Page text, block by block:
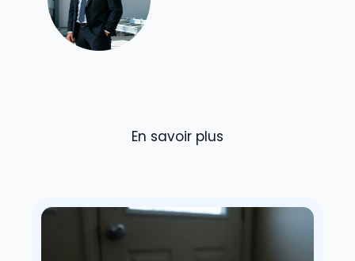
En savoir plus